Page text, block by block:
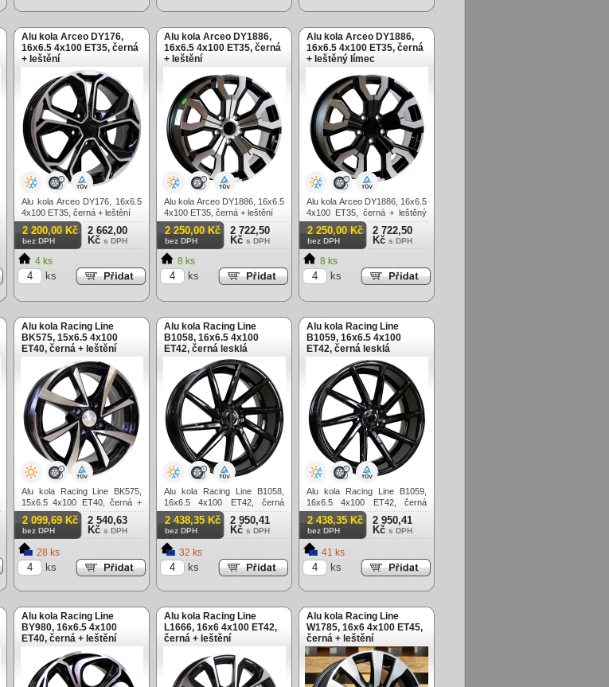
Alu kola Arceo DY176,
16x6.5 4x100 ET35, černá
+ leštění
Alu kola Arceo DY176, 16x6.5
4x100 ET35, černá + leštění
2 200,00 Kč
bez DPH
2 662,00
Kč s DPH
4 ks
ks
Alu kola Arceo DY1886,
16x6.5 4x100 ET35, černá
+ leštění
Alu kola Arceo DY1886, 16x6.5
4x100 ET35, černá + leštění
2 250,00 Kč
bez DPH
2 722,50
Kč s DPH
8 ks
ks
Alu kola Arceo DY1886,
16x6.5 4x100 ET35, černá
+ leštěný límec
Alu kola Arceo DY1886, 16x6.5
4x100 ET35, černá + leštěný
límec
2 250,00 Kč
bez DPH
2 722,50
Kč s DPH
8 ks
ks
Alu kola Racing Line
BK575, 15x6.5 4x100
ET40, černá + leštění
Alu kola Racing Line BK575,
15x6.5 4x100 ET40, černá +
leštění
2 099,69 Kč
bez DPH
2 540,63
Kč s DPH
28 ks
ks
Alu kola Racing Line
B1058, 16x6.5 4x100
ET42, černá lesklá
Alu kola Racing Line B1058,
16x6.5 4x100 ET42, černá
lesklá
2 438,35 Kč
bez DPH
2 950,41
Kč s DPH
32 ks
ks
Alu kola Racing Line
B1059, 16x6.5 4x100
ET42, černá lesklá
Alu kola Racing Line B1059,
16x6.5 4x100 ET42, černá
lesklá
2 438,35 Kč
bez DPH
2 950,41
Kč s DPH
41 ks
ks
Alu kola Racing Line
BY980, 16x6.5 4x100
ET40, černá + leštění
Alu kola Racing Line
L1666, 16x6 4x100 ET42,
černá + leštění
Alu kola Racing Line
W1785, 16x6 4x100 ET45,
černá + leštění